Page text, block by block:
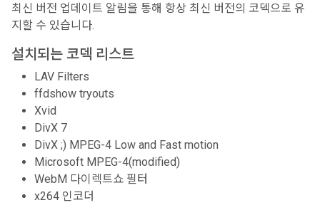
최신 버전 업데이트 알림을 통해 항상 최신 버전의 코덱으로 유
지할 수 있습니다.
설치되는 코덱 리스트
LAV Filters
ffdshow tryouts
Xvid
DivX 7
DivX ;) MPEG-4 Low and Fast motion
Microsoft MPEG-4(modified)
WebM 다이렉트쇼 필터
x264 인코더